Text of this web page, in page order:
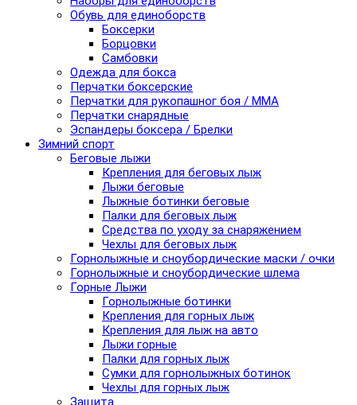
Обувь для единоборств
Боксерки
Борцовки
Самбовки
Одежда для бокса
Перчатки боксерские
Перчатки для рукопашног боя / ММА
Перчатки снарядные
Эспандеры боксера / Брелки
Зимний спорт
Беговые лыжи
Крепления для беговых лыж
Лыжи беговые
Лыжные ботинки беговые
Палки для беговых лыж
Средства по уходу за снаряжением
Чехлы для беговых лыж
Горнолыжные и сноубордические маски / очки
Горнолыжные и сноубордические шлема
Горные Лыжи
Горнолыжные ботинки
Крепления для горных лыж
Крепления для лыж на авто
Лыжи горные
Палки для горных лыж
Сумки для горнолыжных ботинок
Чехлы для горных лыж
Защита